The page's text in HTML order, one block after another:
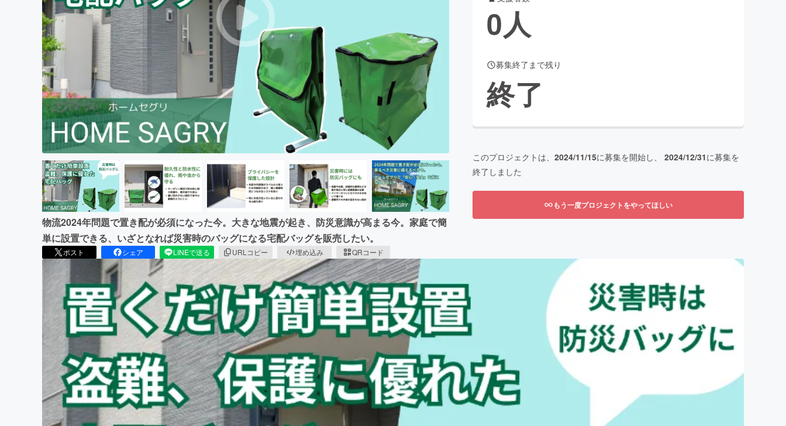
まちづくり・地域活性化
CAMPFIRE for Social Good
CAMPFIRE Creation
CAMPFIREふるさと納税machi-ya
物流2024年問題で置き配が必須になった今。大きな地震が起き、防災意識が高まる今。家庭で簡
単に設置できる、いざとなれば災害時のバッグになる宅配バッグを販売したい。
ポスト シェア LINEで送る URLコピー 埋め込み QRコード
0人
募集終了まで残り
終了
このプロジェクトは、 2024/11/15に募集を開始し、 2024/12/31に募集を
終了しました
もう一度プロジェクトをやってほしい